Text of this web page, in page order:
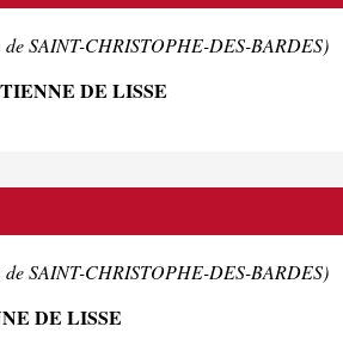
de SAINT-CHRISTOPHE-DES-BARDES)
DE LISSE
de SAINT-CHRISTOPHE-DES-BARDES)
DE LISSE